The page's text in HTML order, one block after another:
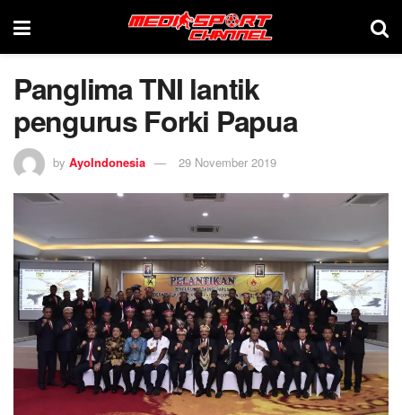
Panglima TNI lantik
pengurus Forki Papua
by AyoIndonesia 29 November 2019